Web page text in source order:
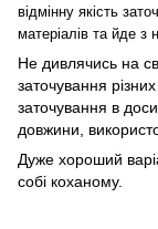
відмінну якість
матеріалів та йде з
Не дивлячись на
заточування
заточування в
довжини,
Дуже хороший
собі коханому.